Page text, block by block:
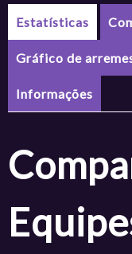
Estatísticas
Gráfico de
Informações
Compare as